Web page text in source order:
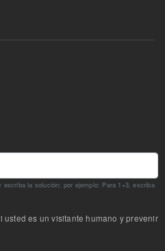
la solución; por ejemplo: Para 1+3, escriba
usted es un visitante humano y prevenir